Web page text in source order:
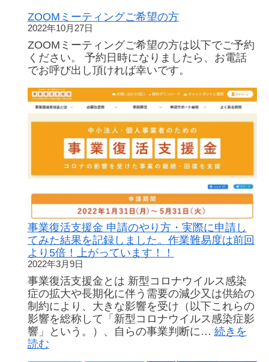
ZOOMミーティングご希望の方
2022年10月27日
ZOOMミーティングご希望の方は以下でご予約
ください。 予約日時になりましたら、お電話
でお呼び出し頂ければ幸いです。
事業復活支援金 申請のやり方・実際に申請し
てみた結果を記録しました。作業難易度は前回
より5倍！上がっています！！
2022年3月9日
事業復活支援金とは 新型コロナウイルス感染
症の拡大や長期化に伴う需要の減少又は供給の
制約により、大きな影響を受け（以下これらの
影響を総称して「新型コロナウイルス感染症影
響」という。）、自らの事業判断に… 続きを
読む: